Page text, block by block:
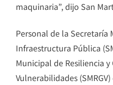
maquinaria”, dijo San
Personal de la Secretaría
Infraestructura Pública
Municipal de Resiliencia y
Vulnerabilidades